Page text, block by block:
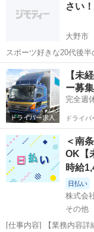
さい！
大野市
スポーツ好きな20代後
く、最近体を動かして
メンバーに入れてくだ
福井 大野市 バ
【未
ー募集
完全週
ドライバ
＜南
OK【
時給
日払い
株式会
その他
[仕事内容] 【業務内容詳